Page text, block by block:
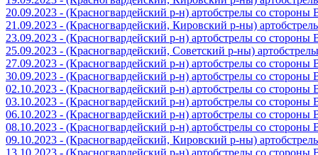
20.09.2023 - (Красногвардейский р-н) артобстрелы со
21.09.2023 - (Красногвардейский, Кировский р-ны)
23.09.2023 - (Красногвардейский р-н) артобстрелы со
25.09.2023 - (Красногвардейский, Советский р-ны)
27.09.2023 - (Красногвардейский р-н) артобстрелы со
30.09.2023 - (Красногвардейский р-н) артобстрелы со
02.10.2023 - (Красногвардейский р-н) артобстрелы со
03.10.2023 - (Красногвардейский р-н) артобстрелы со
06.10.2023 - (Красногвардейский р-н) артобстрелы со
08.10.2023 - (Красногвардейский р-н) артобстрелы со
09.10.2023 - (Красногвардейский, Кировский р-ны)
13.10.2023 - (Красногвардейский р-н) артобстрелы со